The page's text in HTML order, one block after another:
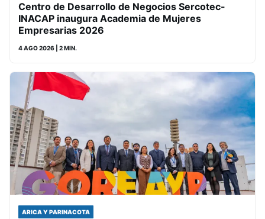
Centro de Desarrollo de Negocios Sercotec-
INACAP inaugura Academia de Mujeres
Empresarias 2026
4 AGO 2026 | 2 MIN.
ARICA Y PARINACOTA